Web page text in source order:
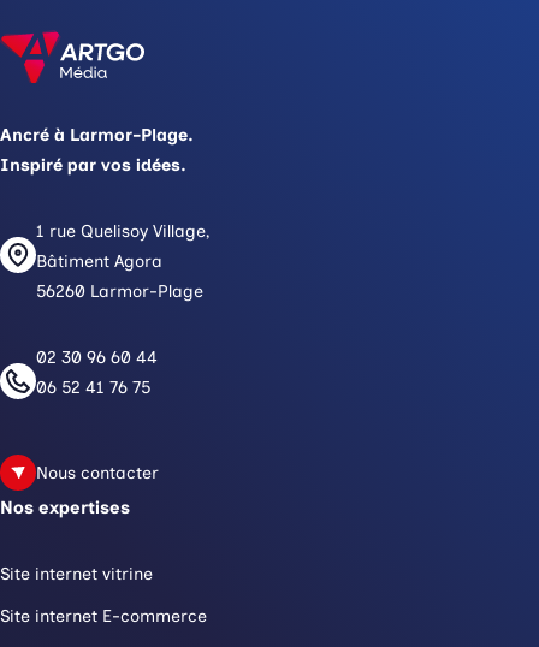
Ancré à Larmor-Plage.
Inspiré par vos idées.
1 rue Quelisoy Village,
Bâtiment Agora
56260 Larmor-Plage
02 30 96 60 44
06 52 41 76 75
Nous contacter
Nos expertises
Site internet vitrine
Site internet E-commerce